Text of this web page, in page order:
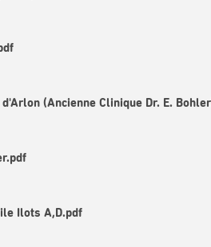
(Ancienne Clinique Dr. E.
Ilots A,D.pdf